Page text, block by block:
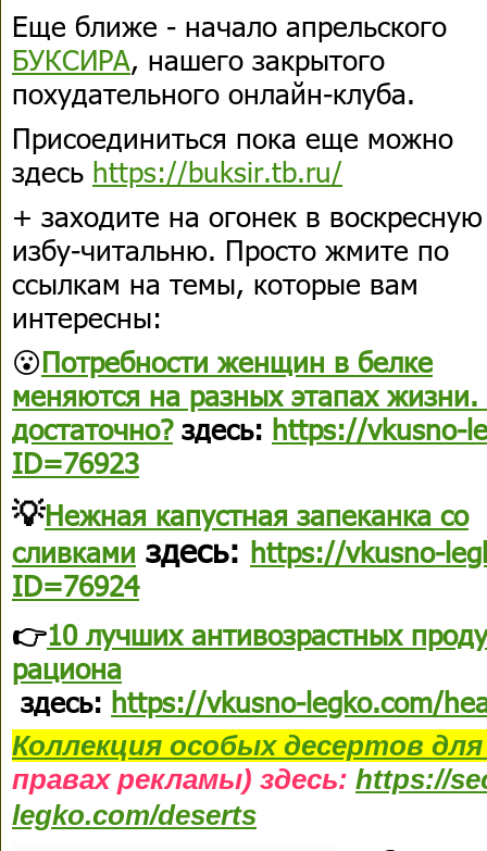
Еще ближе - начало апрельского
БУКСИРА, нашего закрытого
похудательного онлайн-клуба.
Присоединиться пока еще можно
здесь https://buksir.tb.ru/
+ заходите на огонек в воскресную
избу-читальню. Просто жмите по
ссылкам на темы, которые вам
интересны:
😮Потребности женщин в белке
меняются на разных этапах
достаточно?здесь: https://vkusno-
ID=76923
💡Нежная капустная запеканка со
сливками здесь: https://vkusno-
ID=76924
👉10 лучших антивозрастных
рациона
здесь: https://vkusno-legko.com/
Коллекция особых десертов
правах рекламы) здесь: https://
legko.com/deserts